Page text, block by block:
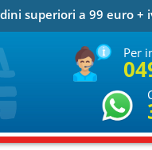
superiori a 99 euro +
Per